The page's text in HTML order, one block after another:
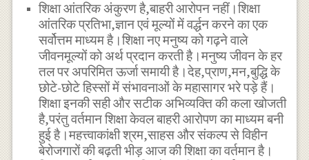
शिक्षा आंतरिक अंकुरण है,बाहरी आरोपन नहीं।शिक्षा
आंतरिक प्रतिभा,ज्ञान एवं मूल्यों में वर्द्धन करने का एक
सर्वोत्तम माध्यम है।शिक्षा नए मनुष्य को गढ़ने वाले
जीवनमूल्यों को अर्थ प्रदान करती है।मनुष्य जीवन के हर
तल पर अपरिमित ऊर्जा समायी है।देह,प्राण,मन,बुद्धि के
छोटे-छोटे हिस्सों में संभावनाओं के महासागर भरे पड़े हैं।
शिक्षा इनकी सही और सटीक अभिव्यक्ति की कला खोजती
है,परंतु वर्तमान शिक्षा केवल बाहरी आरोपण का माध्यम बनी
हुई है।महत्त्वाकांक्षी श्रम,साहस और संकल्प से विहीन
बेरोजगारों की बढ़ती भीड़ आज की शिक्षा का वर्तमान है।